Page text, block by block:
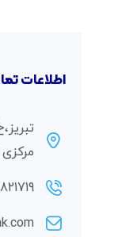
اطلاعات
مرکزی